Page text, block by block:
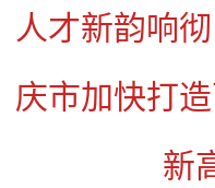
党建
人才新韵响
庆市加快打
新